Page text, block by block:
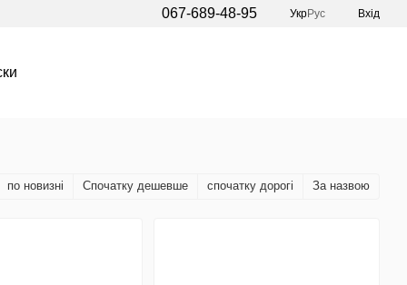
067-689-48-95 УкрРус Вхід
по новизні Спочатку дешевше спочатку дорогі За назвою